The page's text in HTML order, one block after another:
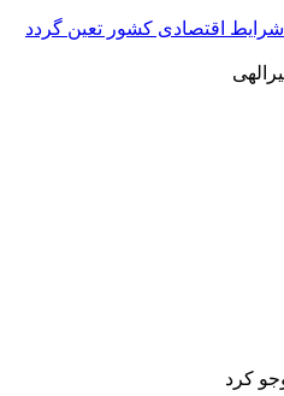
شرایط اقتصادی کشور تعین گردد